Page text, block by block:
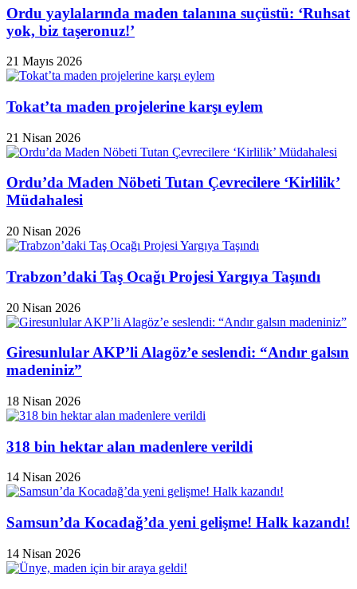
Ordu yaylalarında maden talanına suçüstü: ‘Ruhsat
yok, biz taşeronuz!’
21 Mayıs 2026
Tokat’ta maden projelerine karşı eylem
21 Nisan 2026
Ordu’da Maden Nöbeti Tutan Çevrecilere ‘Kirlilik’
Müdahalesi
20 Nisan 2026
Trabzon’daki Taş Ocağı Projesi Yargıya Taşındı
20 Nisan 2026
Giresunlular AKP’li Alagöz’e seslendi: “Andır galsın
madeniniz”
18 Nisan 2026
318 bin hektar alan madenlere verildi
14 Nisan 2026
Samsun’da Kocadağ’da yeni gelişme! Halk kazandı!
14 Nisan 2026